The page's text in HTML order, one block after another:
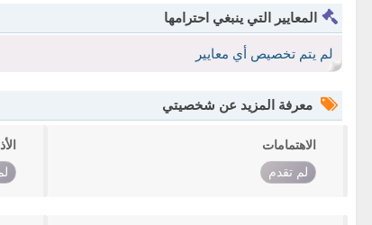
المعايير التي ينبغي احترامها
لم يتم تخصيص أي معايير
معرفة المزيد عن شخصيتي
الاهتمامات
لم تقدم